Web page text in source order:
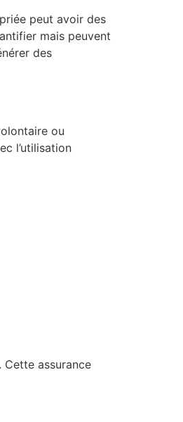
peut avoir des
mais peuvent
des
ou
l’utilisation
assurance